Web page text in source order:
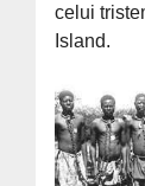
celui
Island.